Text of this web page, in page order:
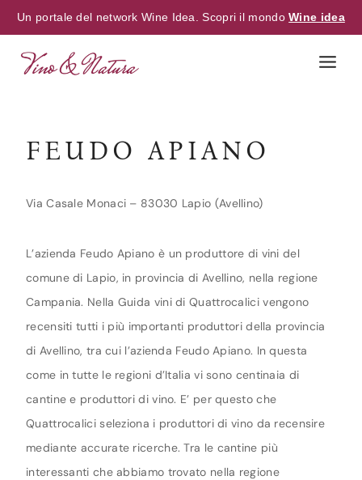
Un portale del network Wine Idea. Scopri il mondoWine idea
FEUDO APIANO
Via Casale Monaci – 83030 Lapio (Avellino)
L’azienda Feudo Apiano è un produttore di vini del
comune di Lapio, in provincia di Avellino, nella regione
Campania. Nella Guida vini di Quattrocalici vengono
recensiti tutti i più importanti produttori della provincia
di Avellino, tra cui l’azienda Feudo Apiano. In questa
come in tutte le regioni d’Italia vi sono centinaia di
cantine e produttori di vino. E’ per questo che
Quattrocalici seleziona i produttori di vino da recensire
mediante accurate ricerche. Tra le cantine più
interessanti che abbiamo trovato nella regione